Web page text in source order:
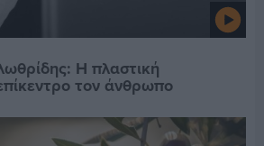
Η πλαστική
τον άνθρωπο